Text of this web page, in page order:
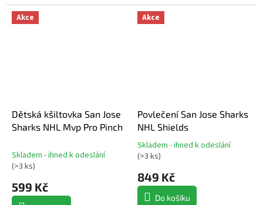
Akce
Dětská kšiltovka San Jose
Sharks NHL Mvp Pro Pinch
Skladem - ihned k odeslání
(>3 ks)
599 Kč
Akce
Povlečení San Jose Sharks
NHL Shields
Průměrné
hodnocení
produktu
je
5,0
Skladem - ihned k odeslání
(>3 ks)
849 Kč
Do košíku